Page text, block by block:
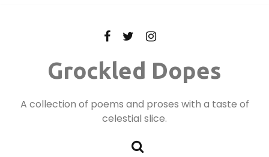
Grockled Dopes
A collection of poems and proses with a taste of
celestial slice.